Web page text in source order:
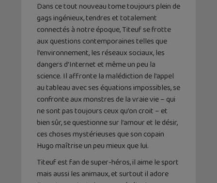
Dans ce tout nouveau tome toujours plein de
gags ingénieux, tendres et totalement
connectés à notre époque, Titeuf se frotte
aux questions contemporaines telles que
l’environnement, les réseaux sociaux, les
dangers d’Internet et même un peu la
science. Il affronte la malédiction de l’appel
au tableau avec ses équations impossibles, se
confronte aux monstres de la vraie vie – qui
ne sont pas toujours ceux qu’on croit – et
bien sûr, se questionne sur l’amour et le désir,
ces choses mystérieuses que son copain
Hugo maîtrise un peu mieux que lui.
Titeuf est fan de super-héros, il aime le sport
mais aussi les animaux, et surtout il adore